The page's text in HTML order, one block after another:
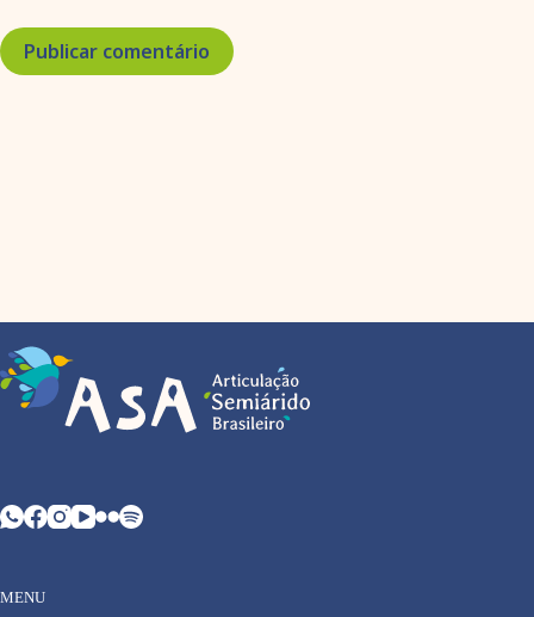
Publicar comentário
MENU